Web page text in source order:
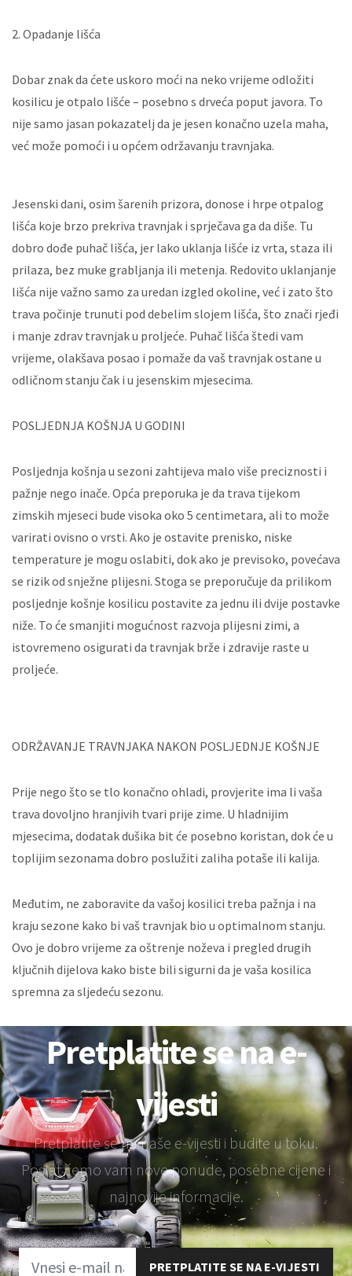
2. Opadanje lišća
Dobar znak da ćete uskoro moći na neko vrijeme odložiti
kosilicu je otpalo lišće – posebno s drveća poput javora. To
nije samo jasan pokazatelj da je jesen konačno uzela maha,
već može pomoći i u općem održavanju travnjaka.
Jesenski dani, osim šarenih prizora, donose i hrpe otpalog
lišća koje brzo prekriva travnjak i sprječava ga da diše. Tu
dobro dođe puhač lišća, jer lako uklanja lišće iz vrta, staza ili
prilaza, bez muke grabljanja ili metenja. Redovito uklanjanje
lišća nije važno samo za uredan izgled okoline, već i zato što
trava počinje trunuti pod debelim slojem lišća, što znači rjeđi
i manje zdrav travnjak u proljeće. Puhač lišća štedi vam
vrijeme, olakšava posao i pomaže da vaš travnjak ostane u
odličnom stanju čak i u jesenskim mjesecima.
POSLJEDNJA KOŠNJA U GODINI
Posljednja košnja u sezoni zahtijeva malo više preciznosti i
pažnje nego inače. Opća preporuka je da trava tijekom
zimskih mjeseci bude visoka oko 5 centimetara, ali to može
varirati ovisno o vrsti. Ako je ostavite prenisko, niske
temperature je mogu oslabiti, dok ako je previsoko, povećava
se rizik od snježne plijesni. Stoga se preporučuje da prilikom
posljednje košnje kosilicu postavite za jednu ili dvije postavke
niže. To će smanjiti mogućnost razvoja plijesni zimi, a
istovremeno osigurati da travnjak brže i zdravije raste u
proljeće.
ODRŽAVANJE TRAVNJAKA NAKON POSLJEDNJE KOŠNJE
Prije nego što se tlo konačno ohladi, provjerite ima li vaša
trava dovoljno hranjivih tvari prije zime. U hladnijim
mjesecima, dodatak dušika bit će posebno koristan, dok će u
toplijim sezonama dobro poslužiti zaliha potaše ili kalija.
Međutim, ne zaboravite da vašoj kosilici treba pažnja i na
kraju sezone kako bi vaš travnjak bio u optimalnom stanju.
Ovo je dobro vrijeme za oštrenje noževa i pregled drugih
ključnih dijelova kako biste bili sigurni da je vaša kosilica
spremna za sljedeću sezonu.
Pretplatite se na e-
vijesti
Pretplatite se na naše e-vijesti i budite u toku.
Poslat ćemo vam nove ponude, posebne cijene i
najnovije informacije.
PRETPLATITE SE NA E-VIJESTI